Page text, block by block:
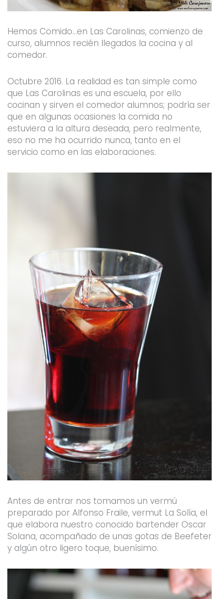
Hemos Comido…en Las Carolinas, comienzo de
curso, alumnos recién llegados la cocina y al
comedor.
Octubre 2016. La realidad es tan simple como
que Las Carolinas es una escuela, por ello
cocinan y sirven el comedor alumnos; podría ser
que en algunas ocasiones la comida no
estuviera a la altura deseada, pero realmente,
eso no me ha ocurrido nunca, tanto en el
servicio como en las elaboraciones.
Antes de entrar nos tomamos un vermú
preparado por Alfonso Fraile, vermut La Solía, el
que elabora nuestro conocido bartender Oscar
Solana, acompañado de unas gotas de Beefeter
y algún otro ligero toque, buenísimo.